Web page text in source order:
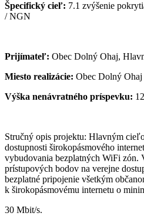
Špecifický cieľ: 7.1 zvýšenie
/ NGN
Prijímateľ: Obec Dolný Ohaj,
Miesto realizácie: Obec Dolný Ohaj
Výška nenávratného príspevku:
Stručný opis projektu: Hlavným
dostupnosti širokopásmového
vybudovania bezplatných WiFi zón.
prístupových bodov na verejne
bezplatné pripojenie všetkým
k širokopásmovému internetu o
30 Mbit/s.